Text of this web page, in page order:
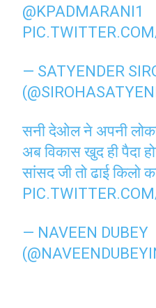
@KPADMARANI1
— SATYENDER
सनी देओल ने अपनी
अब विकास खुद ही पैदा
सांसद जी तो ढाई किलो
— NAVEEN DUBEY